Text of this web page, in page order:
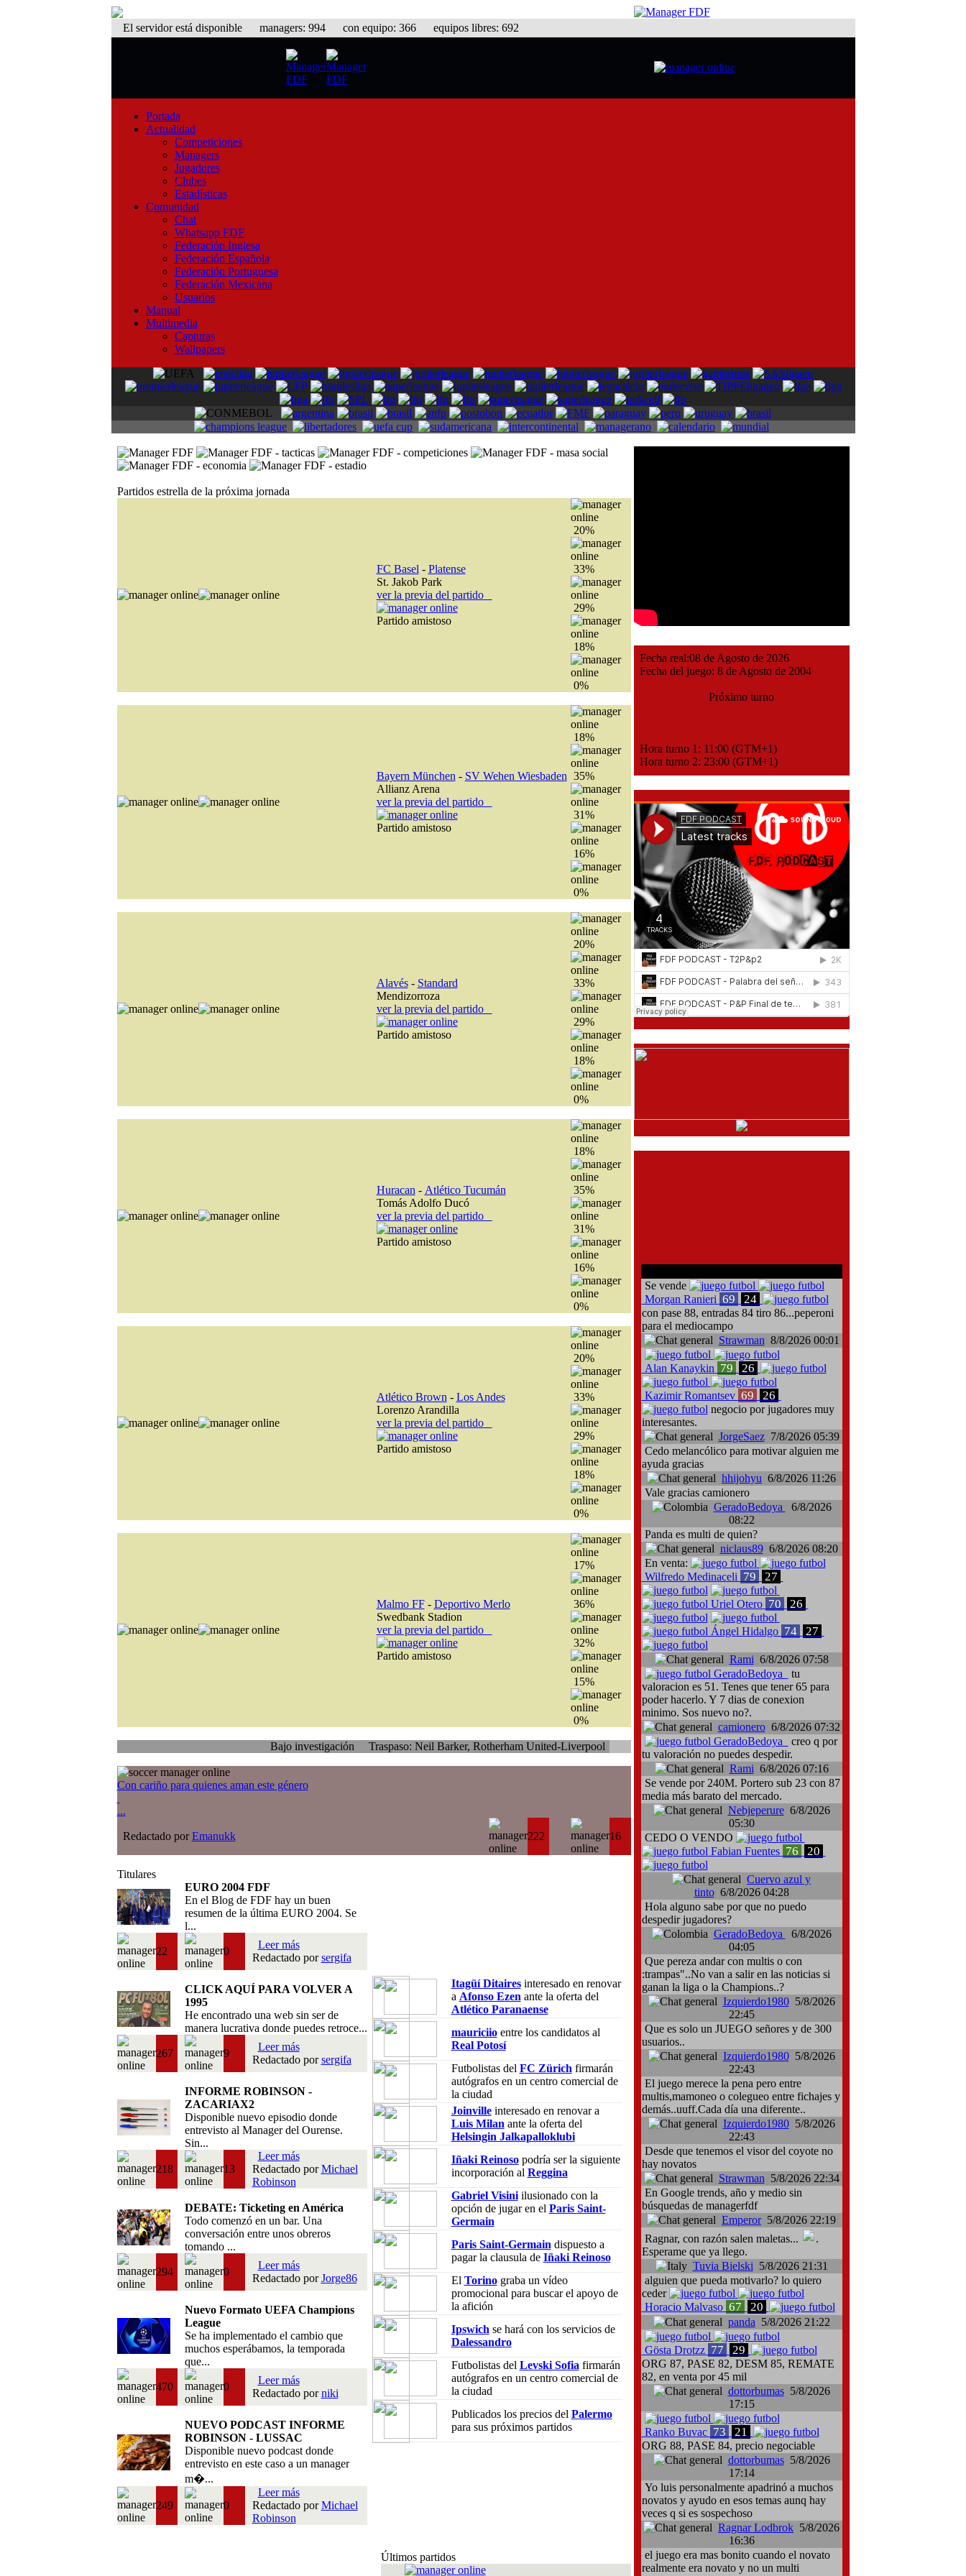
El servidor está disponiblemanagers: 994 con equipo: 366 equipos libres: 692
Portada
Actualidad
Competiciones
Managers
Jugadores
Clubes
Estadísticas
Comunidad
Chat
Whatsapp FDF
Federación Inglesa
Federación Española
Federación Portuguesa
Federación Mexicana
Usuarios
Manual
Multimedia
Capturas
Wallpapers
Partidos estrella de la próxima jornada
FC Basel - Platense
St. Jakob Park
ver la previa del partido
Partido amistoso
20%
33%
29%
18%
0%
Bayern München - SV Wehen Wiesbaden
Allianz Arena
ver la previa del partido
Partido amistoso
18%
35%
31%
16%
0%
Alavés- Standard
Mendizorroza
ver la previa del partido
Partido amistoso
20%
33%
29%
18%
0%
Huracan - Atlético Tucumán
Tomás Adolfo Ducó
ver la previa del partido
Partido amistoso
18%
35%
31%
16%
0%
Atlético Brown - Los Andes
Lorenzo Arandilla
ver la previa del partido
Partido amistoso
20%
33%
29%
18%
0%
Malmo FF- Deportivo Merlo
Swedbank Stadion
ver la previa del partido
Partido amistoso
17%
36%
32%
15%
0%
Bajo investigación Traspaso: Neil Barker, Rotherham United-Liverpool Traspaso: Kamil Zoidl, Volyn Lutsk-SKN St. Pölten Traspaso: Giampieri Cusinato,
Con cariño para quienes aman este género
...
Redactado porEmanukk 222 16
Titulares
EURO 2004 FDF
En el Blog de FDF hay un buen
resumen de la última EURO 2004. Se
l...
22 0
Leer más
Redactado porsergifa
CLICK AQUÍ PARA VOLVER A
1995
He encontrado una web sin ser de
manera lucrativa donde puedes retroce...
267 9
Leer más
Redactado porsergifa
INFORME ROBINSON -
ZACARIAX2
Disponible nuevo episodio donde
entrevisto al Manager del Ourense.
Sin...
218 13
Leer más
Redactado porMichael
Robinson
DEBATE: Ticketing en América
Todo comenzó en un bar. Una
conversación entre unos obreros
tomando ...
294 0
Leer más
Redactado porJorge86
Nuevo Formato UEFA Champions
League
Se ha implementado el cambio que
muchos esperábamos, la temporada
que...
470 0
Leer más
Redactado porniki
NUEVO PODCAST INFORME
ROBINSON - LUSSAC
Disponible nuevo podcast donde
entrevisto en este caso a un manager
m�...
249 0
Leer más
Redactado porMichael
Robinson
Itagüí Ditairesinteresado en renovar
a Afonso Ezen ante la oferta del
Atlético Paranaense
mauriciioentre los candidatos al
Real Potosí
Futbolistas del FC Zürich firmarán
autógrafos en un centro comercial de
la ciudad
Joinvilleinteresado en renovar a
Luis Milan ante la oferta del
Helsingin Jalkapalloklubi
Iñaki Reinosopodría ser la siguiente
incorporación al Reggina
Gabriel Visiniilusionado con la
opción de jugar en el Paris Saint-
Germain
Paris Saint-Germain dispuesto a
pagar la clausula de Iñaki Reinoso
El Torinograba un vídeo
promocional para buscar el apoyo de
la afición
Ipswich se hará con los servicios de
Dalessandro
Futbolistas del Levski Sofia firmarán
autógrafos en un centro comercial de
la ciudad
Publicados los precios del Palermo
para sus próximos partidos
Últimos partidos
Fecha real:08 de Agosto de 2026
Fecha del juego: 8 de Agosto de 2004
Próximo turno
Hora turno 1: 11:00 (GTM+1)
Hora turno 2: 23:00 (GTM+1)
Se vende
Morgan Ranieri 69 24
con pase 88, entradas 84 tiro 86...peperoni
para el mediocampo
Strawman 8/8/2026 00:01
Alan Kanaykin 79 26
Kazimir Romantsev 69 26
negocio por jugadores muy
interesantes.
JorgeSaez7/8/2026 05:39
Cedo melancólico para motivar alguien me
ayuda gracias
hhijohyu 6/8/2026 11:26
Vale gracias camionero
GeradoBedoya
6/8/2026
08:22
Panda es multi de quien?
niclaus896/8/2026 08:20
En venta:
Wilfredo Medinaceli 79 27
Uriel Otero 70 26
Ángel Hidalgo 74 27
Rami 6/8/2026 07:58
GeradoBedoya
tu
valoracion es 51. Tenes que tener 65 para
poder hacerlo. Y 7 dias de conexion
minimo. Sos nuevo no?.
camionero6/8/2026 07:32
GeradoBedoya
creo q por
tu valoración no puedes despedir.
Rami 6/8/2026 07:16
Se vende por 240M. Portero sub 23 con 87
media más barato del mercado.
Nebjeperure6/8/2026
05:30
CEDO O VENDO
Fabian Fuentes 76 20
Cuervo azul y
tinto6/8/2026 04:28
Hola alguno sabe por que no puedo
despedir jugadores?
GeradoBedoya
6/8/2026
04:05
Que pereza andar con multis o con
:trampas"..No van a salir en las noticias si
ganan la liga o la Champions..?
Izquierdo19805/8/2026
22:45
Que es solo un JUEGO señores y de 300
usuarios..
Izquierdo19805/8/2026
22:43
El juego merece la pena pero entre
multis,mamoneo o colegueo entre fichajes y
demás..uuff.Cada día una diferente..
Izquierdo19805/8/2026
22:43
Desde que tenemos el visor del coyote no
hay novatos
Strawman 5/8/2026 22:34
En Google trends, año y medio sin
búsquedas de managerfdf
Emperor5/8/2026 22:19
Ragnar, con razón salen maletas...
.
Esperame que ya llego.
Tuvia Bielski 5/8/2026 21:31
alguien que pueda motivarlo? lo quiero
ceder
Horacio Malvaso 67 20
panda 5/8/2026 21:22
Gösta Drotzz 77 29
ORG 87, PASE 82, DESM 85, REMATE
82, en venta por 45 mil
dottorbumas5/8/2026
17:15
Ranko Buvac 73 21
ORG 88, PASE 84, precio negociable
dottorbumas5/8/2026
17:14
Yo luis personalmente apadrinó a muchos
novatos y ayudo en esos temas aunq hay
veces q si es sospechoso
Ragnar Lodbrok 5/8/2026
16:36
el juego era mas bonito cuando el novato
realmente era novato y no un multi